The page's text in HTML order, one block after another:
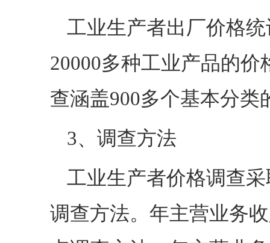
工业生产者出厂价格
20000多种工业产品的
查涵盖900多个基本分类
3、调查方法
工业生产者价格调查
调查方法。年主营业务